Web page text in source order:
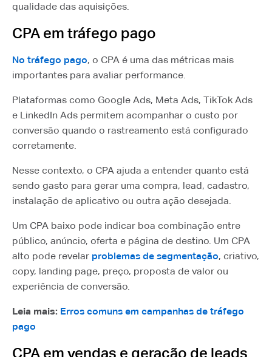
qualidade das aquisições.
CPA em tráfego pago
No tráfego pago, o CPA é uma das métricas mais
importantes para avaliar performance.
Plataformas como Google Ads, Meta Ads, TikTok Ads
e LinkedIn Ads permitem acompanhar o custo por
conversão quando o rastreamento está configurado
corretamente.
Nesse contexto, o CPA ajuda a entender quanto está
sendo gasto para gerar uma compra, lead, cadastro,
instalação de aplicativo ou outra ação desejada.
Um CPA baixo pode indicar boa combinação entre
público, anúncio, oferta e página de destino. Um CPA
alto pode revelar problemas de segmentação, criativo,
copy, landing page, preço, proposta de valor ou
experiência de conversão.
Leia mais: Erros comuns em campanhas de tráfego
pago
CPA em vendas e geração de leads